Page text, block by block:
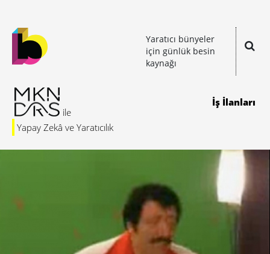
Yaratıcı bünyeler
için günlük besin
kaynağı
Yapay Zekâ ve Yaratıcılık
İş İlanları